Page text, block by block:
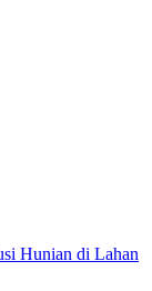
Hunian di Lahan